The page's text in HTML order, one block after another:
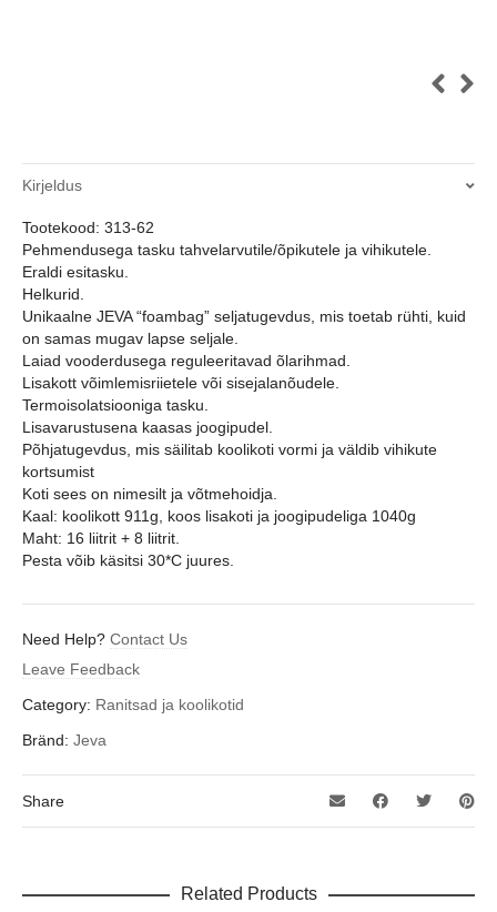
Kirjeldus
Tootekood: 313-62
Pehmendusega tasku tahvelarvutile/õpikutele ja vihikutele.
Eraldi esitasku.
Helkurid.
Unikaalne JEVA “foambag” seljatugevdus, mis toetab rühti, kuid
on samas mugav lapse seljale.
Laiad vooderdusega reguleeritavad õlarihmad.
Lisakott võimlemisriietele või sisejalanõudele.
Termoisolatsiooniga tasku.
Lisavarustusena kaasas joogipudel.
Põhjatugevdus, mis säilitab koolikoti vormi ja väldib vihikute
kortsumist
Koti sees on nimesilt ja võtmehoidja.
Kaal: koolikott 911g, koos lisakoti ja joogipudeliga 1040g
Maht: 16 liitrit + 8 liitrit.
Pesta võib käsitsi 30*C juures.
Need Help? Contact Us
Leave Feedback
Category: Ranitsad ja koolikotid
Bränd: Jeva
Share
Related Products